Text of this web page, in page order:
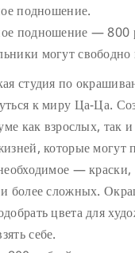
подношение.
подношение — 800
могут свободно
студия по
к миру Ца-Ца.
как взрослых, так
которые могут
—
сложных.
цвета для
себе.